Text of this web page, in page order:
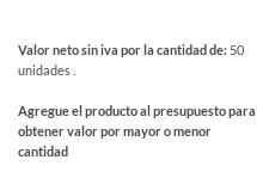
Valor neto sin iva por la cantidad de: 50
unidades .
Agregue el producto al presupuesto para
obtener valor por mayor o menor
cantidad